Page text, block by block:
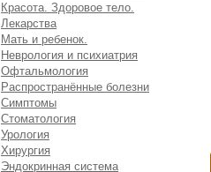
Красота. Здоровое тело.
Лекарства
Мать и ребенок.
Неврология и психиатрия
Офтальмология
Распространённые болезни
Симптомы
Стоматология
Урология
Хирургия
Эндокринная система